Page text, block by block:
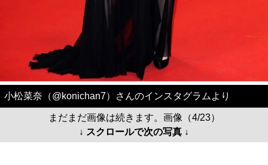
小松菜奈（@konichan7）さんのインスタグラムより
まだまだ画像は続きます。画像（4/23）
↓ スクロールで次の写真 ↓